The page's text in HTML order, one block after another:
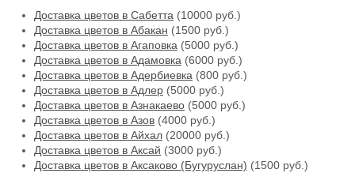
Доставка цветов в Cабетта (10000 руб.)
Доставка цветов в Абакан (1500 руб.)
Доставка цветов в Агаповка (5000 руб.)
Доставка цветов в Адамовка (6000 руб.)
Доставка цветов в Адербиевка (800 руб.)
Доставка цветов в Адлер (5000 руб.)
Доставка цветов в Азнакаево (5000 руб.)
Доставка цветов в Азов (4000 руб.)
Доставка цветов в Айхал (20000 руб.)
Доставка цветов в Аксай (3000 руб.)
Доставка цветов в Аксаково (Бугуруслан) (1500 руб.)